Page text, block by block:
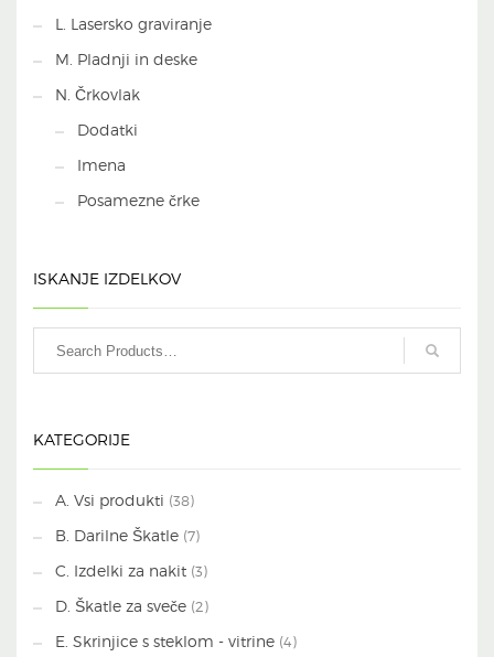
L. Lasersko graviranje
M. Pladnji in deske
N. Črkovlak
Dodatki
Imena
Posamezne črke
ISKANJE IZDELKOV
KATEGORIJE
A. Vsi produkti (38)
B. Darilne Škatle (7)
C. Izdelki za nakit (3)
D. Škatle za sveče (2)
E. Skrinjice s steklom - vitrine (4)